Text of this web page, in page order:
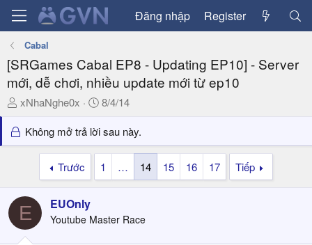
Đăng nhập Register
Cabal
[SRGames Cabal EP8 - Updating EP10] - Server
mới, dễ chơi, nhiều update mới từ ep10
T
r
e
t
a
r
xNhaNghe0x
N
à
y
ử
8/4/14
Không mở trả lời sau này.
Trước 1 … 14 15 16 17 Tiếp
E EUOnly
Youtube Master Race